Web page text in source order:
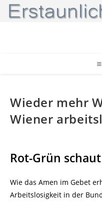
Zum
Inhalt
Wieder mehr
Wiener
Rot-Grün
Wie das Amen im Gebet
Arbeitslosigkeit in der